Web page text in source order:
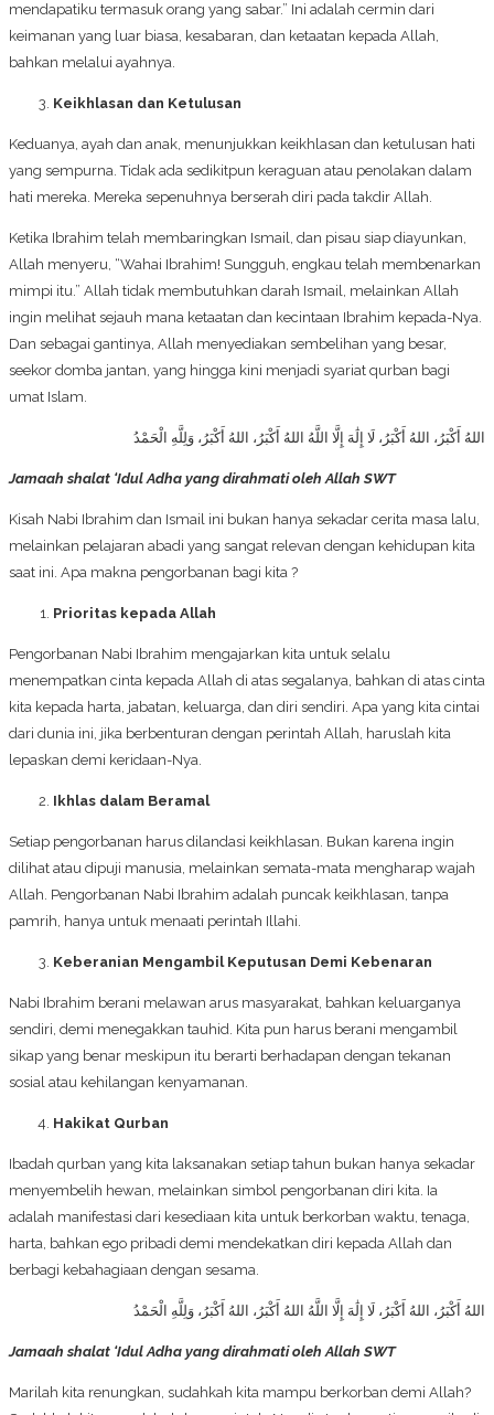
mendapatiku termasuk orang yang sabar.” Ini adalah cermin dari
keimanan yang luar biasa, kesabaran, dan ketaatan kepada Allah,
bahkan melalui ayahnya.
Keikhlasan dan Ketulusan
Keduanya, ayah dan anak, menunjukkan keikhlasan dan ketulusan hati
yang sempurna. Tidak ada sedikitpun keraguan atau penolakan dalam
hati mereka. Mereka sepenuhnya berserah diri pada takdir Allah.
Ketika Ibrahim telah membaringkan Ismail, dan pisau siap diayunkan,
Allah menyeru, “Wahai Ibrahim! Sungguh, engkau telah membenarkan
mimpi itu.” Allah tidak membutuhkan darah Ismail, melainkan Allah
ingin melihat sejauh mana ketaatan dan kecintaan Ibrahim kepada-Nya.
Dan sebagai gantinya, Allah menyediakan sembelihan yang besar,
seekor domba jantan, yang hingga kini menjadi syariat qurban bagi
umat Islam.
اللهُ أَكْبَرُ، اللهُ أَكْبَرُ، لَا إِلَٰهَ إِلَّا اللَّهُ اللهُ أَكْبَرُ، اللهُ أَكْبَرُ، وَلِلَّهِ الْحَمْدُ
Jamaah shalat ‘Idul Adha yang dirahmati oleh Allah SWT
Kisah Nabi Ibrahim dan Ismail ini bukan hanya sekadar cerita masa lalu,
melainkan pelajaran abadi yang sangat relevan dengan kehidupan kita
saat ini. Apa makna pengorbanan bagi kita ?
Prioritas kepada Allah
Pengorbanan Nabi Ibrahim mengajarkan kita untuk selalu
menempatkan cinta kepada Allah di atas segalanya, bahkan di atas cinta
kita kepada harta, jabatan, keluarga, dan diri sendiri. Apa yang kita cintai
dari dunia ini, jika berbenturan dengan perintah Allah, haruslah kita
lepaskan demi keridaan-Nya.
Ikhlas dalam Beramal
Setiap pengorbanan harus dilandasi keikhlasan. Bukan karena ingin
dilihat atau dipuji manusia, melainkan semata-mata mengharap wajah
Allah. Pengorbanan Nabi Ibrahim adalah puncak keikhlasan, tanpa
pamrih, hanya untuk menaati perintah Illahi.
Keberanian Mengambil Keputusan Demi Kebenaran
Nabi Ibrahim berani melawan arus masyarakat, bahkan keluarganya
sendiri, demi menegakkan tauhid. Kita pun harus berani mengambil
sikap yang benar meskipun itu berarti berhadapan dengan tekanan
sosial atau kehilangan kenyamanan.
Hakikat Qurban
Ibadah qurban yang kita laksanakan setiap tahun bukan hanya sekadar
menyembelih hewan, melainkan simbol pengorbanan diri kita. Ia
adalah manifestasi dari kesediaan kita untuk berkorban waktu, tenaga,
harta, bahkan ego pribadi demi mendekatkan diri kepada Allah dan
berbagi kebahagiaan dengan sesama.
اللهُ أَكْبَرُ، اللهُ أَكْبَرُ، لَا إِلَٰهَ إِلَّا اللَّهُ اللهُ أَكْبَرُ، اللهُ أَكْبَرُ، وَلِلَّهِ الْحَمْدُ
Jamaah shalat ‘Idul Adha yang dirahmati oleh Allah SWT
Marilah kita renungkan, sudahkah kita mampu berkorban demi Allah?